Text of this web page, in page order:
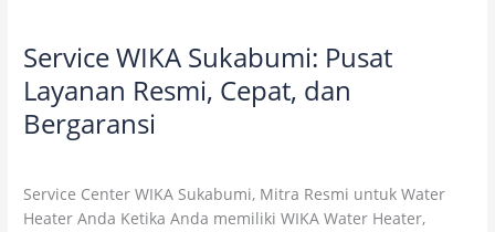
Service WIKA Sukabumi: Pusat
Layanan Resmi, Cepat, dan
Bergaransi
Service Center WIKA Sukabumi, Mitra Resmi untuk Water
Heater Anda Ketika Anda memiliki WIKA Water Heater,
Service
Sukabumi:
Pusat
Cepat,
dan